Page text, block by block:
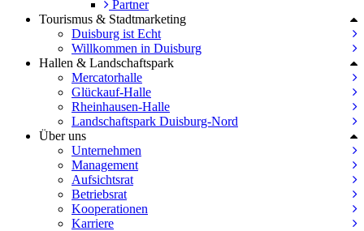
Partner
Tourismus & Stadtmarketing
Duisburg ist Echt
Willkommen in Duisburg
Hallen & Landschaftspark
Mercatorhalle
Glückauf-Halle
Rheinhausen-Halle
Landschaftspark Duisburg-Nord
Über uns
Unternehmen
Management
Aufsichtsrat
Betriebsrat
Kooperationen
Karriere